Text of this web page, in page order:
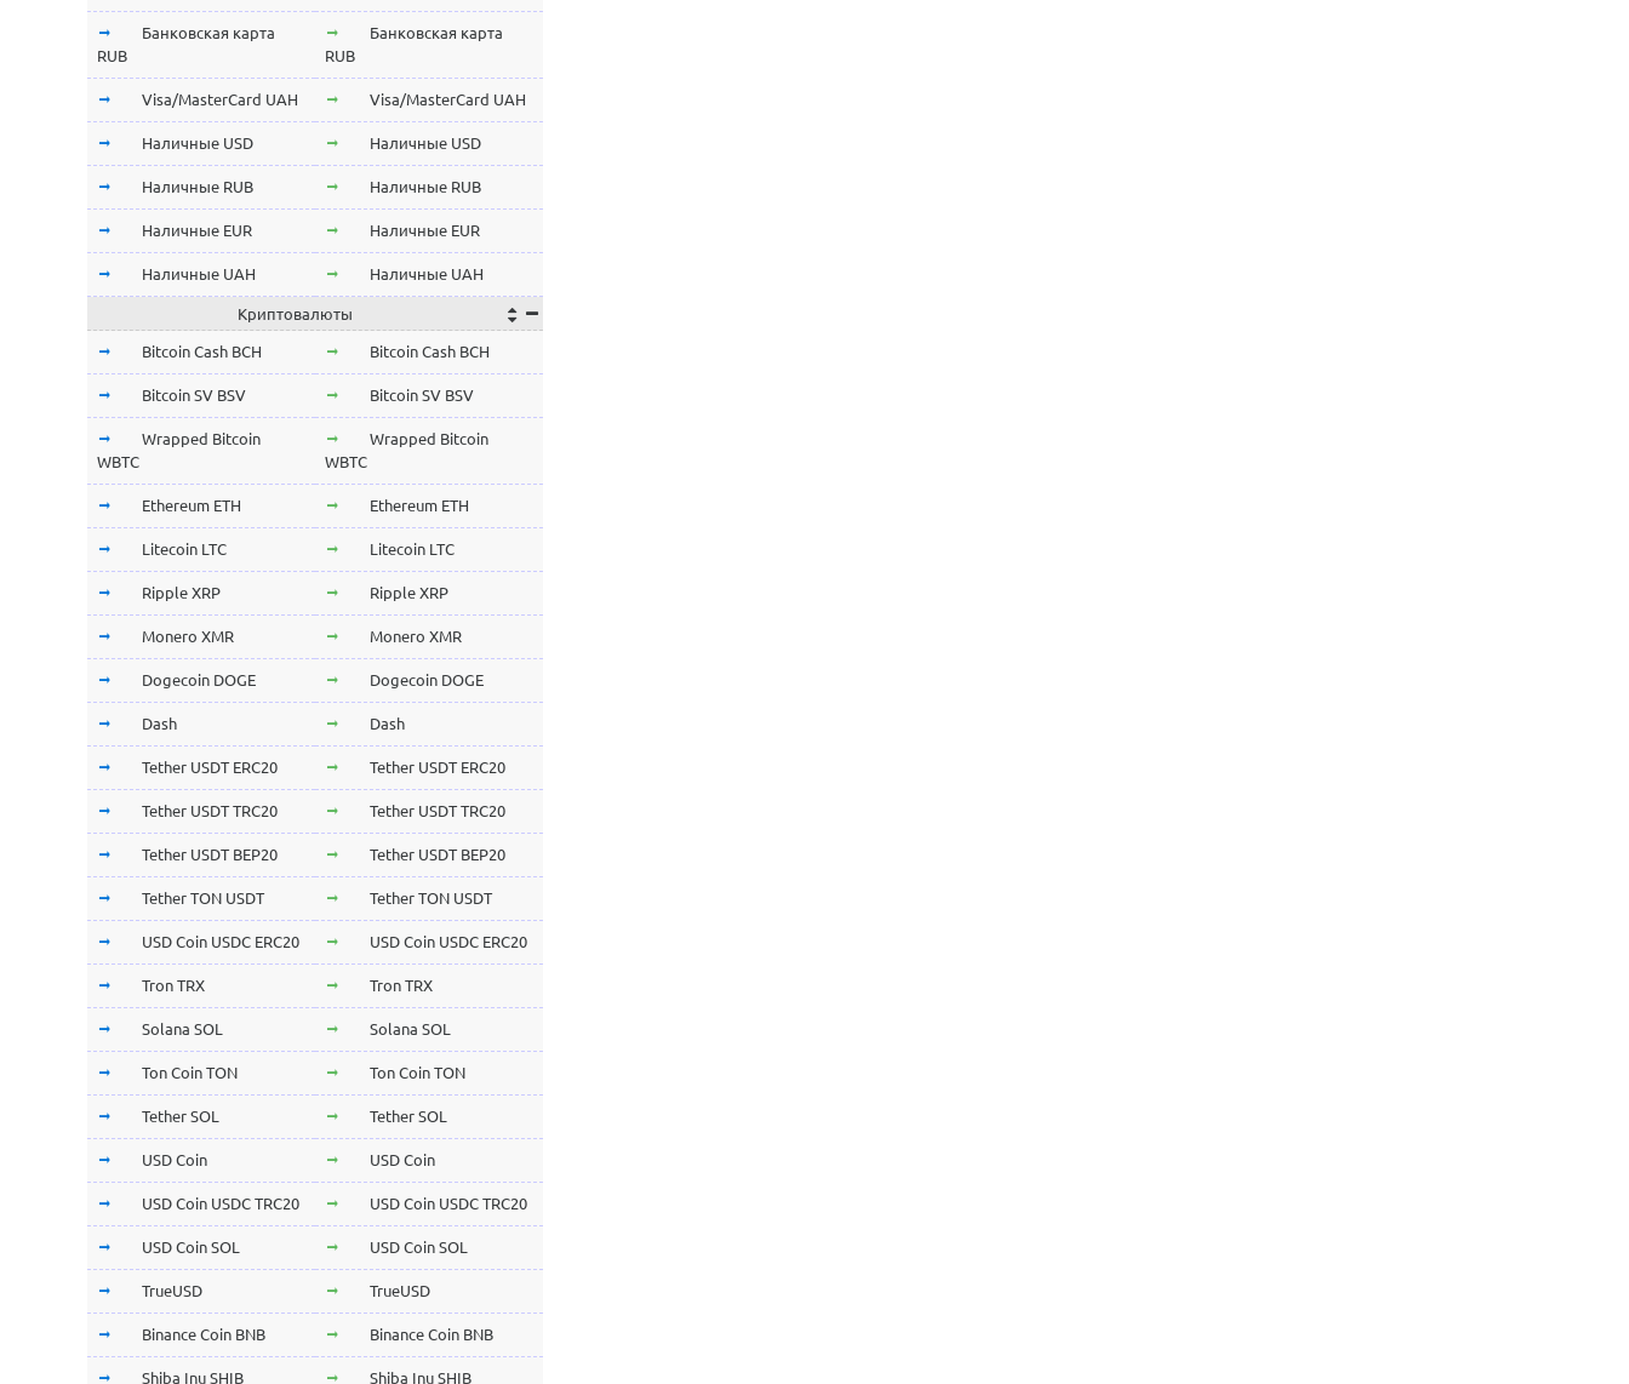
Банковская карта
RUB
Банковская карта
RUB
Visa/MasterCard UAH Visa/MasterCard UAH
Наличные USD Наличные USD
Наличные RUB Наличные RUB
Наличные EUR Наличные EUR
Наличные UAH Наличные UAH
Криптовалюты
Bitcoin Cash BCH Bitcoin Cash BCH
Bitcoin SV BSV Bitcoin SV BSV
Wrapped Bitcoin
WBTC
Wrapped Bitcoin
WBTC
Ethereum ETH Ethereum ETH
Litecoin LTC Litecoin LTC
Ripple XRP Ripple XRP
Monero XMR Monero XMR
Dogecoin DOGE Dogecoin DOGE
Dash Dash
Tether USDT ERC20 Tether USDT ERC20
Tether USDT TRC20 Tether USDT TRC20
Tether USDT BEP20 Tether USDT BEP20
Tether TON USDT Tether TON USDT
USD Coin USDC ERC20 USD Coin USDC ERC20
Tron TRX Tron TRX
Solana SOL Solana SOL
Ton Coin TON Ton Coin TON
Tether SOL Tether SOL
USD Coin USD Coin
USD Coin USDC TRC20 USD Coin USDC TRC20
USD Coin SOL USD Coin SOL
TrueUSD TrueUSD
Binance Coin BNB Binance Coin BNB
Shiba Inu SHIB Shiba Inu SHIB